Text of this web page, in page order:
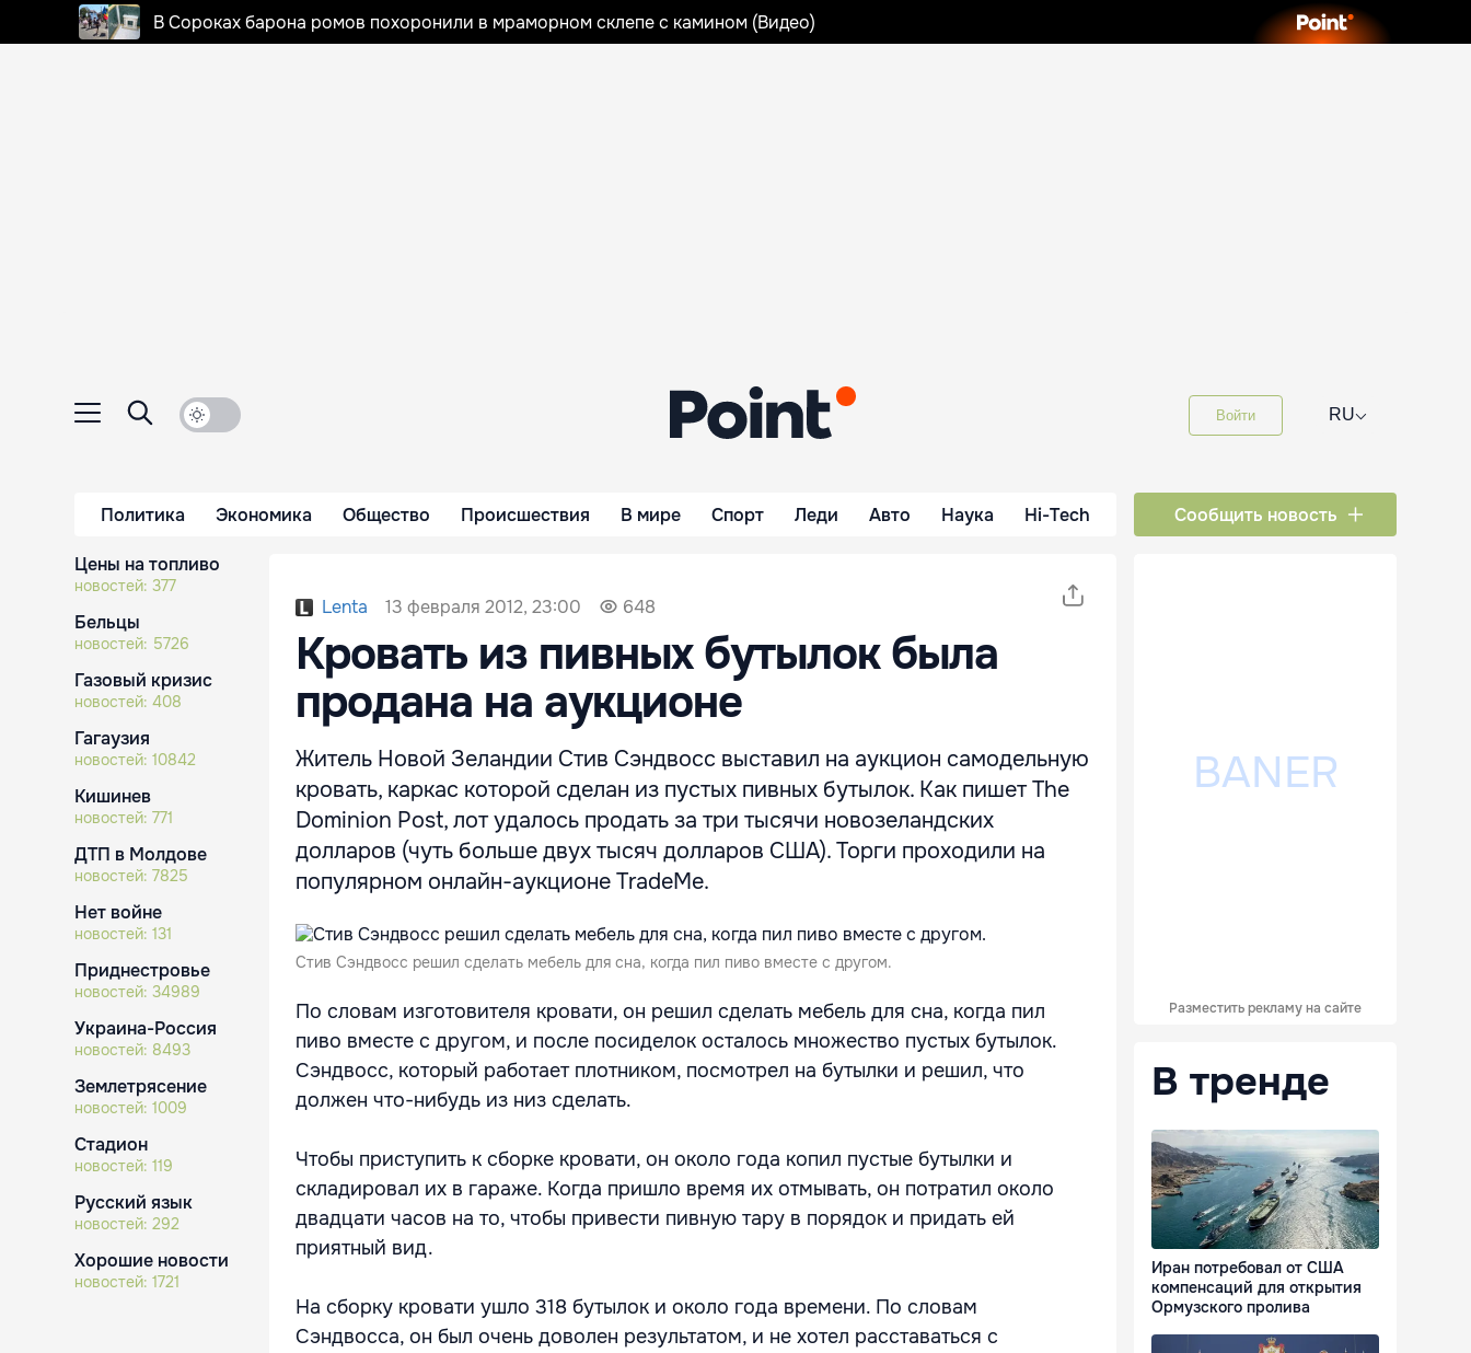
В Сороках барона ромов похоронили в мраморном склепе с камином (Видео)
Войти RU⌵
Политика Экономика Общество Происшествия В мире Спорт Леди Авто Наука Hi-Tech Сообщить новость
Цены на топливо
новостей: 377
Бельцы
новостей: 5726
Газовый кризис
новостей: 408
Гагаузия
новостей: 10842
Кишинев
новостей: 771
ДТП в Молдове
новостей: 7825
Нет войне
новостей: 131
Приднестровье
новостей: 34989
Украина-Россия
новостей: 8493
Землетрясение
новостей: 1009
Стадион
новостей: 119
Русский язык
новостей: 292
Хорошие новости
новостей: 1721
Lenta 13 февраля 2012, 23:00 648
Кровать из пивных бутылок была
продана на аукционе
Житель Новой Зеландии Стив Сэндвосс выставил на аукцион самодельную
кровать, каркас которой сделан из пустых пивных бутылок. Как пишет The
Dominion Post, лот удалось продать за три тысячи новозеландских
долларов (чуть больше двух тысяч долларов США). Торги проходили на
популярном онлайн-аукционе TradeMe.
Стив Сэндвосс решил сделать мебель для сна, когда пил пиво вместе с другом.
По словам изготовителя кровати, он решил сделать мебель для сна, когда пил
пиво вместе с другом, и после посиделок осталось множество пустых бутылок.
Сэндвосс, который работает плотником, посмотрел на бутылки и решил, что
должен что-нибудь из низ сделать.
Чтобы приступить к сборке кровати, он около года копил пустые бутылки и
складировал их в гараже. Когда пришло время их отмывать, он потратил около
двадцати часов на то, чтобы привести пивную тару в порядок и придать ей
приятный вид.
На сборку кровати ушло 318 бутылок и около года времени. По словам
Сэндвосса, он был очень доволен результатом, и не хотел расставаться с
Разместить рекламу на сайте
В тренде
Иран потребовал от США
компенсаций для открытия
Ормузского пролива